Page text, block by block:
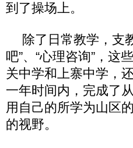
到了操场上。
除了日常教学，支
吧”、“心理咨询”，这
关中学和上寨中学，
一年时间内，完成了
用自己的所学为山区
的视野。